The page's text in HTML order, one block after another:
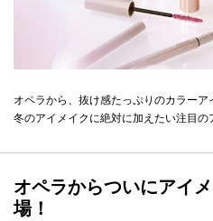
オペラから、抜け感たっぷりのカラー
冬のアイメイクに絶対に加えたい注目の
オペラからついにアイ
場！